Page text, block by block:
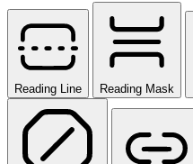
Reading Line Reading Mask